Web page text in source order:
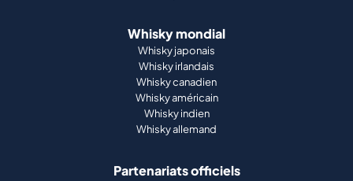
Whisky mondial
Whisky japonais
Whisky irlandais
Whisky canadien
Whisky américain
Whisky indien
Whisky allemand
Partenariats officiels